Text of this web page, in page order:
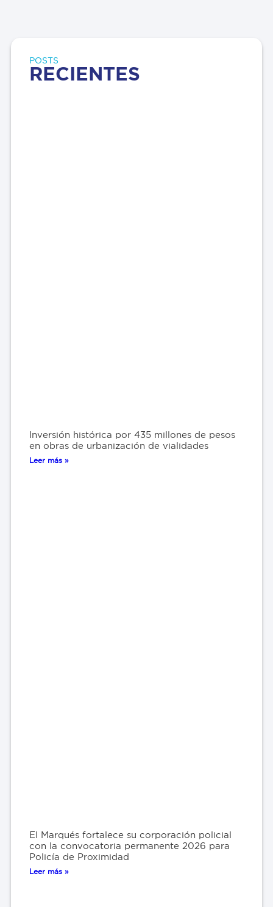
POSTS
RECIENTES
Inversión histórica por 435 millones de pesos
en obras de urbanización de vialidades
Leer más »
El Marqués fortalece su corporación policial
con la convocatoria permanente 2026 para
Policía de Proximidad
Leer más »